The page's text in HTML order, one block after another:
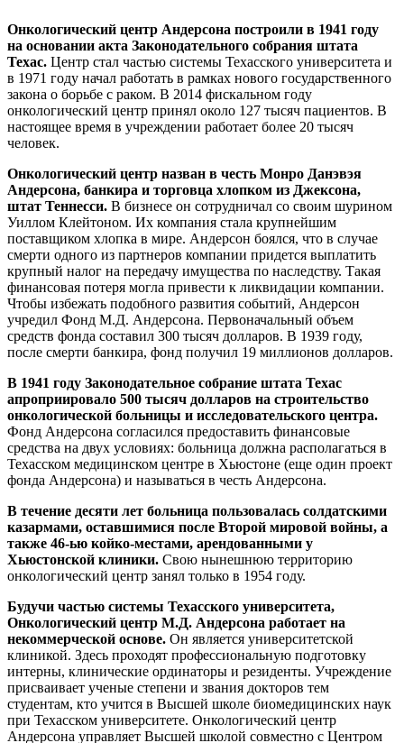
Онкологический центр Андерсона построили в 1941 году
на основании акта Законодательного собрания штата
Техас. Центр стал частью системы Техасского университета и
в 1971 году начал работать в рамках нового государственного
закона о борьбе с раком. В 2014 фискальном году
онкологический центр принял около 127 тысяч пациентов. В
настоящее время в учреждении работает более 20 тысяч
человек.
Онкологический центр назван в честь Монро Данэвэя
Андерсона, банкира и торговца хлопком из Джексона,
штат Теннесси. В бизнесе он сотрудничал со своим шурином
Уиллом Клейтоном. Их компания стала крупнейшим
поставщиком хлопка в мире. Андерсон боялся, что в случае
смерти одного из партнеров компании придется выплатить
крупный налог на передачу имущества по наследству. Такая
финансовая потеря могла привести к ликвидации компании.
Чтобы избежать подобного развития событий, Андерсон
учредил Фонд М.Д. Андерсона. Первоначальный объем
средств фонда составил 300 тысяч долларов. В 1939 году,
после смерти банкира, фонд получил 19 миллионов долларов.
В 1941 году Законодательное собрание штата Техас
апроприировало 500 тысяч долларов на строительство
онкологической больницы и исследовательского центра.
Фонд Андерсона согласился предоставить финансовые
средства на двух условиях: больница должна располагаться в
Техасском медицинском центре в Хьюстоне (еще один проект
фонда Андерсона) и называться в честь Андерсона.
В течение десяти лет больница пользовалась солдатскими
казармами, оставшимися после Второй мировой войны, а
также 46-ью койко-местами, арендованными у
Хьюстонской клиники. Свою нынешнюю территорию
онкологический центр занял только в 1954 году.
Будучи частью системы Техасского университета,
Онкологический центр М.Д. Андерсона работает на
некоммерческой основе. Он является университетской
клиникой. Здесь проходят профессиональную подготовку
интерны, клинические ординаторы и резиденты. Учреждение
присваивает ученые степени и звания докторов тем
студентам, кто учится в Высшей школе биомедицинских наук
при Техасском университете. Онкологический центр
Андерсона управляет Высшей школой совместно с Центром